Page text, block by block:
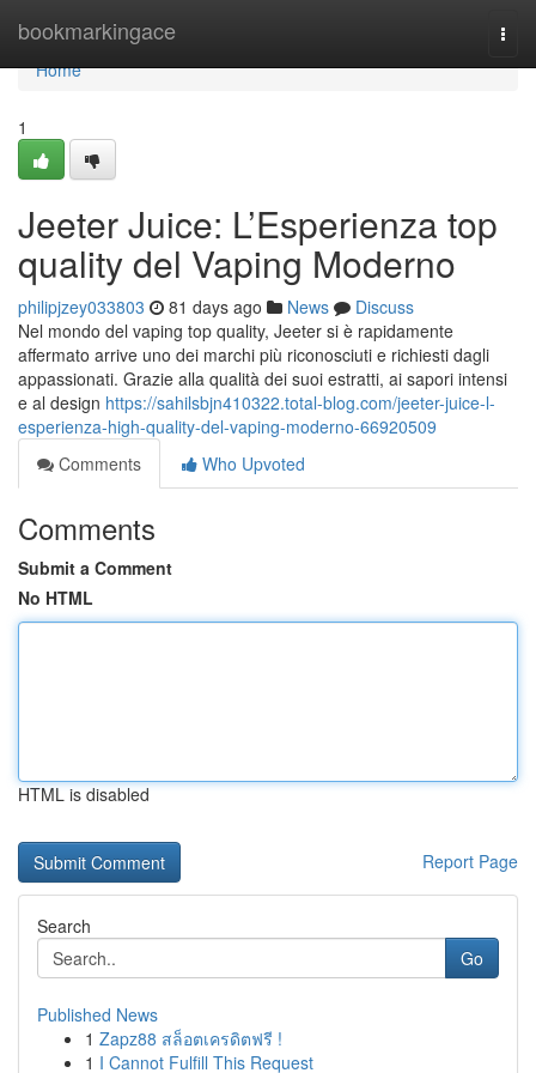
bookmarkingace
Home
Home
1
Jeeter Juice: L’Esperienza top
quality del Vaping Moderno
philipjzey033803 81 days ago News
Discuss
Nel mondo del vaping top quality, Jeeter si è rapidamente
affermato arrive uno dei marchi più riconosciuti e richiesti dagli
appassionati. Grazie alla qualità dei suoi estratti, ai sapori intensi
e al design https://sahilsbjn410322.total-blog.com/jeeter-juice-l-
esperienza-high-quality-del-vaping-moderno-66920509
Comments
Who Upvoted
Comments
Submit a Comment
No HTML
HTML is disabled
Report Page
Search
Go
Published News
1 Zapz88 สล็อตเครดิตฟรี !
1 I Cannot Fulfill This Request